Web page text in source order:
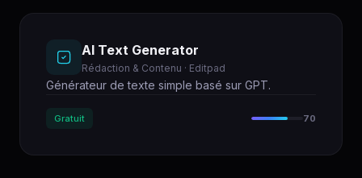
AI Text Generator
Rédaction & Contenu · Editpad
Générateur de texte simple basé sur GPT.
Gratuit 70